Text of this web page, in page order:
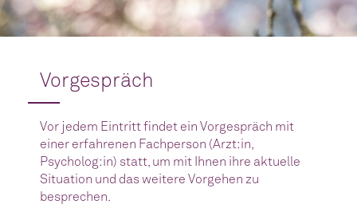
Vorgespräch
Vor jedem Eintritt findet ein Vorgespräch mit
einer erfahrenen Fachperson (Arzt:in,
Psycholog:in) statt, um mit Ihnen ihre aktuelle
Situation und das weitere Vorgehen zu
besprechen.